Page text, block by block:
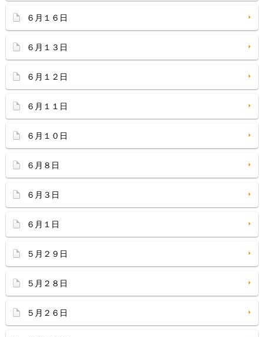
６月１６日
６月１３日
６月１２日
６月１１日
６月１０日
６月８日
６月３日
６月１日
５月２９日
５月２８日
５月２６日